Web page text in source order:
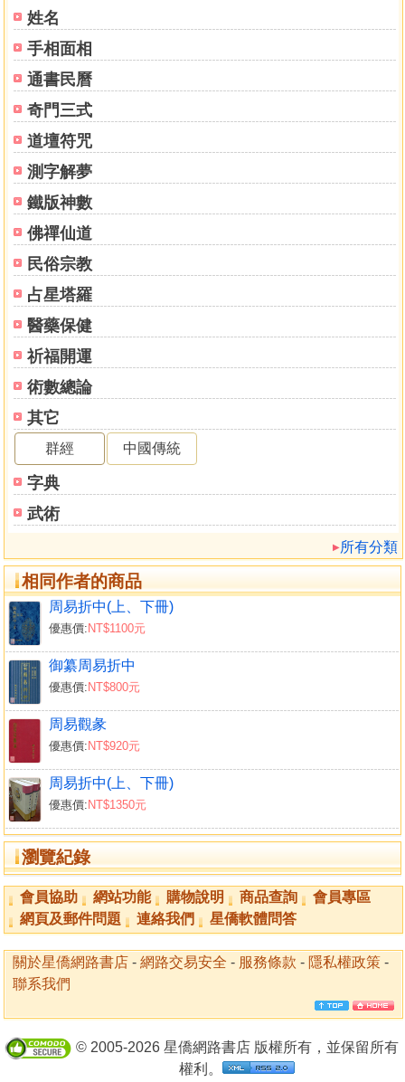
姓名
手相面相
通書民曆
奇門三式
道壇符咒
測字解夢
鐵版神數
佛禪仙道
民俗宗教
占星塔羅
醫藥保健
祈福開運
術數總論
其它
群經 中國傳統
字典
武術
所有分類
相同作者的商品
周易折中(上、下冊)
優惠價:NT$1100元
御纂周易折中
優惠價:NT$800元
周易觀彖
優惠價:NT$920元
周易折中(上、下冊)
優惠價:NT$1350元
瀏覽紀錄
會員協助 網站功能 購物說明 商品查詢
會員專區
網頁及郵件問題
連絡我們 星僑軟體問答
關於星僑網路書店 - 網路交易安全 - 服務條款 - 隱私權政策 -
聯系我們
© 2005-2026 星僑網路書店 版權所有，並保留所有
權利。